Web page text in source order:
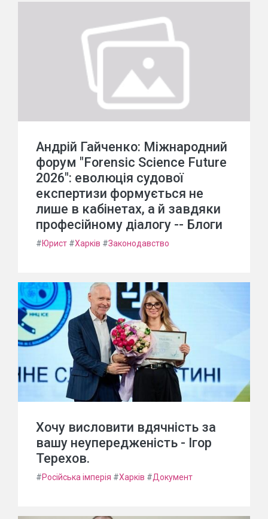
Андрій Гайченко: Міжнародний
форум "Forensic Science Future
2026": еволюція судової
експертизи формується не
лише в кабінетах, а й завдяки
професійному діалогу -- Блоги
#Юрист #Харків #Законодавство
Хочу висловити вдячність за
вашу неупередженість - Ігор
Терехов.
#Російська імперія #Харків #Документ